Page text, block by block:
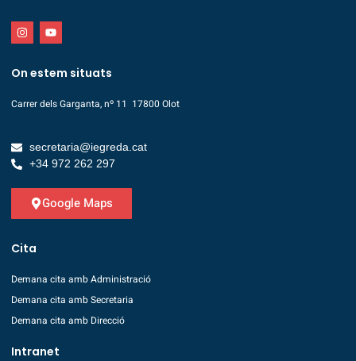
On estem situats
Carrer dels Garganta, nº 11 17800 Olot
secretaria@iegreda.cat
+34 972 262 297
Google Maps
Cita
Demana cita amb Administració
Demana cita amb Secretaria
Demana cita amb Direcció
Intranet